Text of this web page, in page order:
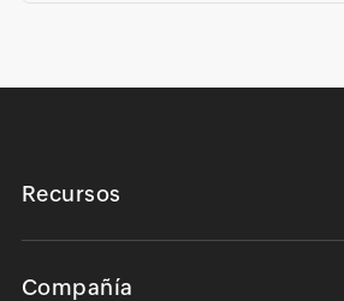
Recursos
Compañía